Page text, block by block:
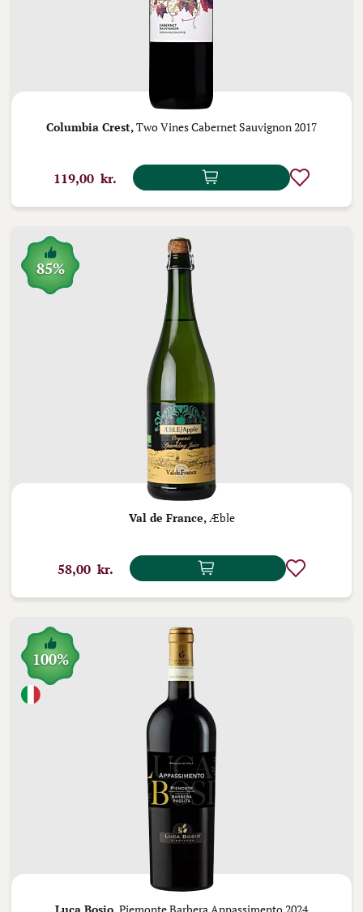
Columbia Crest, Two Vines Cabernet Sauvignon 2017
119,00 kr.
85%
Val de France,Æble
58,00 kr.
100%
Luca Bosio, Piemonte Barbera Appassimento 2024